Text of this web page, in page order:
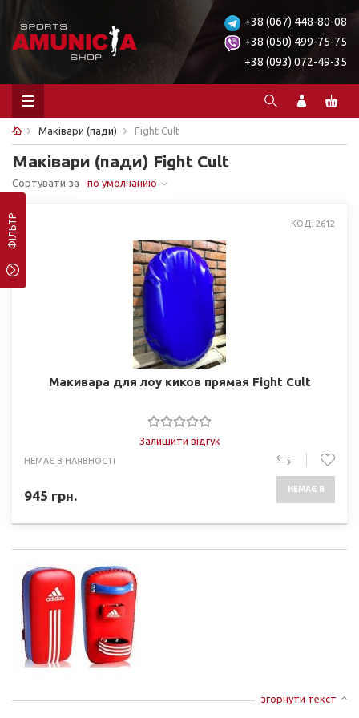
+38 (067) 448-80-08
+38 (050) 499-75-75
+38 (093) 072-49-35
Маківари (пади) Fight Cult
Маківари (пади) Fight Cult
Сортувати за по умолчанию
ФІЛЬТР КОД: 2612
Макивара для лоу киков прямая Fight Cult
Залишити відгук
НЕМАЄ В НАЯВНОСТІ
945 грн. НЕМАЄ В
згорнути текст